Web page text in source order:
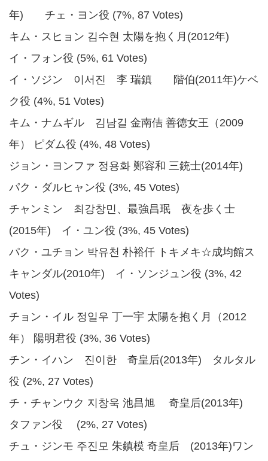
年) チェ・ヨン役 (7%, 87 Votes)
キム・スヒョン 김수현 太陽を抱く月(2012年)
イ・フォン役 (5%, 61 Votes)
イ・ソジン 이서진 李 瑞鎮 階伯(2011年)ケベ
ク役 (4%, 51 Votes)
キム・ナムギル 김남길 金南佶 善徳女王（2009
年） ピダム役 (4%, 48 Votes)
ジョン・ヨンファ 정용화 鄭容和 三銃士(2014年)
パク・ダルヒャン役 (3%, 45 Votes)
チャンミン 최강창민、最強昌珉 夜を歩く士
(2015年) イ・ユン役 (3%, 45 Votes)
パク・ユチョン 박유천 朴裕仟 トキメキ☆成均館ス
キャンダル(2010年) イ・ソンジュン役 (3%, 42
Votes)
チョン・イル 정일우 丁一宇 太陽を抱く月（2012
年） 陽明君役 (3%, 36 Votes)
チン・イハン 진이한 奇皇后(2013年) タルタル
役 (2%, 27 Votes)
チ・チャンウク 지창욱 池昌旭 奇皇后(2013年)
タファン役 (2%, 27 Votes)
チュ・ジンモ 주진모 朱鎮模 奇皇后 (2013年)ワン